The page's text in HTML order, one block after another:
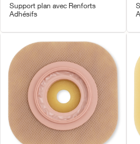
Support plan avec Renforts
Adhésifs